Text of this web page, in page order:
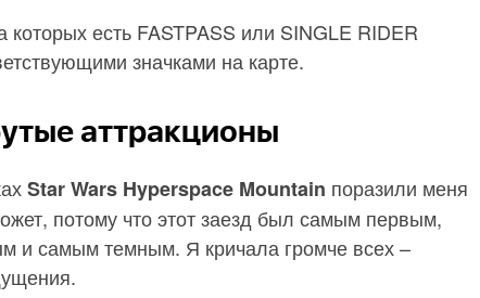
которых есть FASTPASS или SINGLE RIDER
значками на карте.
аттракционы
Star Wars Hyperspace Mountain поразили меня
потому что этот заезд был самым первым,
и самым темным. Я кричала громче всех –